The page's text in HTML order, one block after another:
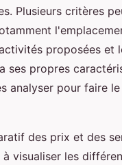
Plusieurs critères
proposées et
ses propres
analyser pour faire
des prix et des
visualiser les